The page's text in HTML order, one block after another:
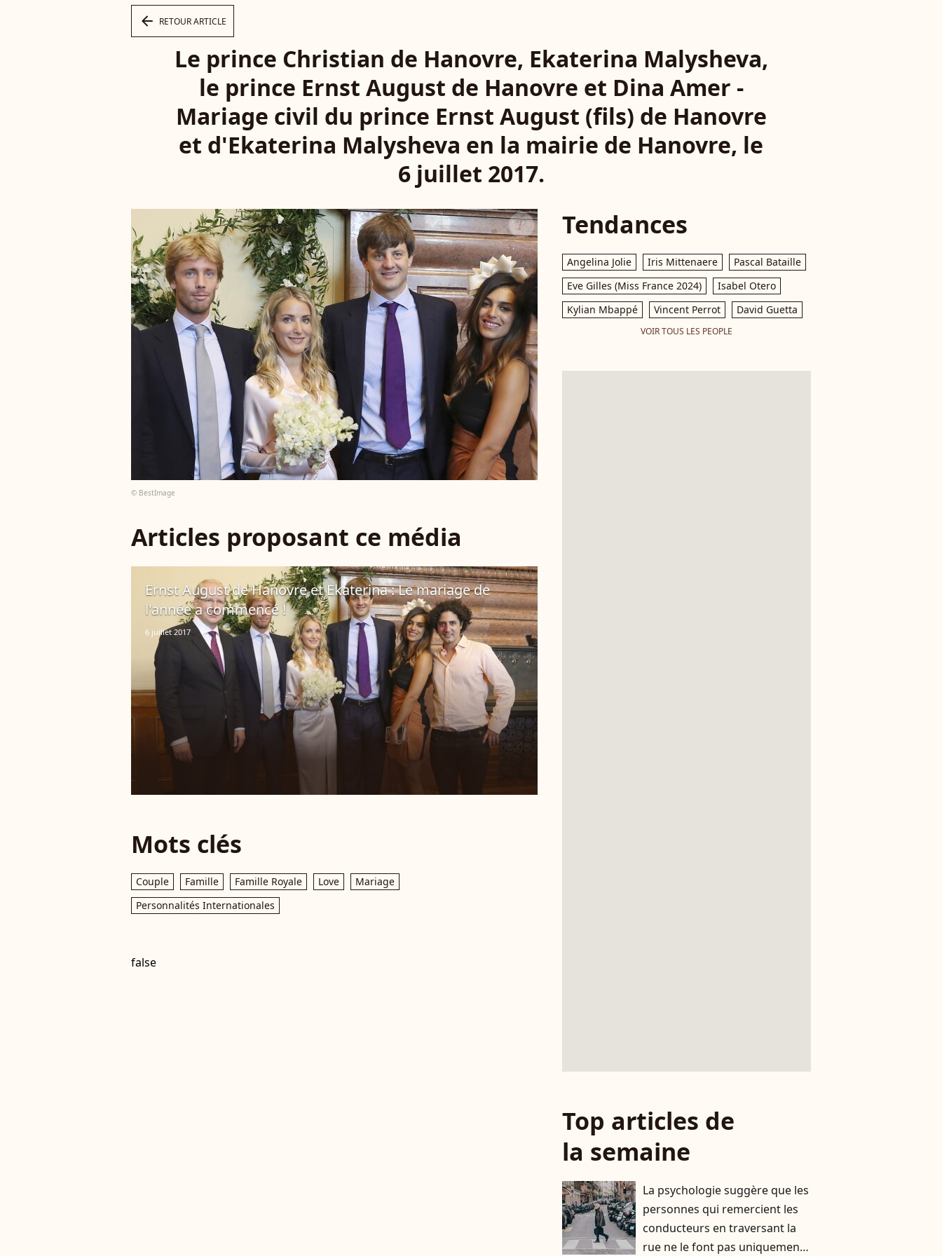
arrow_left RETOUR ARTICLE
Le prince Christian de Hanovre, Ekaterina Malysheva,
le prince Ernst August de Hanovre et Dina Amer -
Mariage civil du prince Ernst August (fils) de Hanovre
et d'Ekaterina Malysheva en la mairie de Hanovre, le
6 juillet 2017.
© BestImage
Articles proposant ce média
Ernst August de Hanovre et Ekaterina : Le mariage de
l'année a commencé !
6 juillet 2017
Mots clés
Couple Famille Famille Royale Love
Mariage
Personnalités Internationales
false
Tendances
Angelina Jolie Iris Mittenaere
Pascal Bataille
Eve Gilles (Miss France 2024)
Isabel Otero
Kylian Mbappé
Vincent Perrot David Guetta
VOIR TOUS LES PEOPLE
Top articles de
la semaine
La psychologie suggère que les
personnes qui remercient les
conducteurs en traversant la
rue ne le font pas uniquement